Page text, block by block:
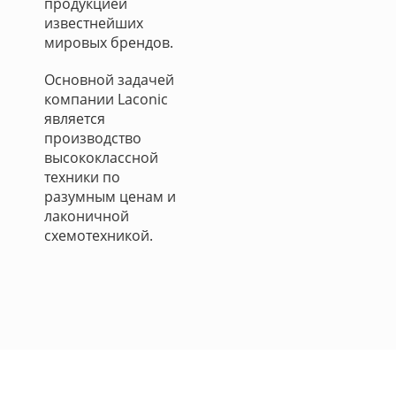
известнейших
мировых брендов.
Основной задачей
компании Laconic
является
производство
высококлассной
техники по
разумным ценам и
лаконичной
схемотехникой.